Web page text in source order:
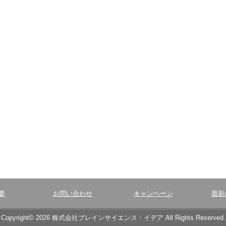
お問い合わせ キャンペーン 最新
Copyright© 2026 株式会社ブレインサイエンス・イデア All Rights Reserved.